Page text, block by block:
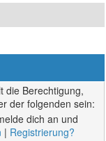
die Berechtigung,
der folgenden sein:
dich an und
| Registrierung?